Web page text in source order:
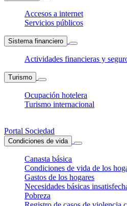
Accesos a internet
Servicios públicos
Sistema financiero
Actividades financieras y
Turismo
Ocupación hotelera
Turismo internacional
Portal Sociedad
Condiciones de vida
Canasta básica
Condiciones de vida de los
Gastos de los hogares
Necesidades básicas
Pobreza